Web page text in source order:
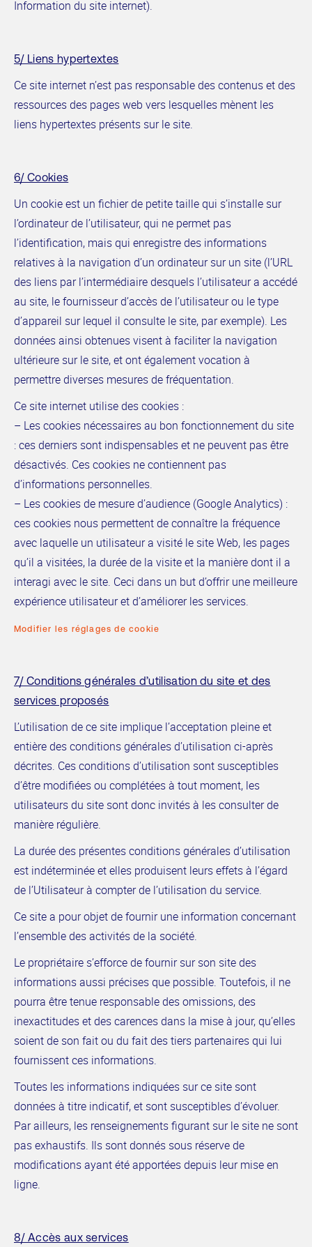
Information du site internet).
5/ Liens hypertextes
Ce site internet n’est pas responsable des contenus et des
ressources des pages web vers lesquelles mènent les
liens hypertextes présents sur le site.
6/ Cookies
Un cookie est un fichier de petite taille qui s’installe sur
l’ordinateur de l’utilisateur, qui ne permet pas
l’identification, mais qui enregistre des informations
relatives à la navigation d’un ordinateur sur un site (l’URL
des liens par l’intermédiaire desquels l’utilisateur a accédé
au site, le fournisseur d’accès de l’utilisateur ou le type
d’appareil sur lequel il consulte le site, par exemple). Les
données ainsi obtenues visent à faciliter la navigation
ultérieure sur le site, et ont également vocation à
permettre diverses mesures de fréquentation.
Ce site internet utilise des cookies :
– Les cookies nécessaires au bon fonctionnement du site
: ces derniers sont indispensables et ne peuvent pas être
désactivés. Ces cookies ne contiennent pas
d’informations personnelles.
– Les cookies de mesure d’audience (Google Analytics) :
ces cookies nous permettent de connaître la fréquence
avec laquelle un utilisateur a visité le site Web, les pages
qu’il a visitées, la durée de la visite et la manière dont il a
interagi avec le site. Ceci dans un but d’offrir une meilleure
expérience utilisateur et d’améliorer les services.
Modifier les réglages de cookie
7/ Conditions générales d’utilisation du site et des
services proposés
L’utilisation de ce site implique l’acceptation pleine et
entière des conditions générales d’utilisation ci-après
décrites. Ces conditions d’utilisation sont susceptibles
d’être modifiées ou complétées à tout moment, les
utilisateurs du site sont donc invités à les consulter de
manière régulière.
La durée des présentes conditions générales d’utilisation
est indéterminée et elles produisent leurs effets à l’égard
de l’Utilisateur à compter de l’utilisation du service.
Ce site a pour objet de fournir une information concernant
l’ensemble des activités de la société.
Le propriétaire s’efforce de fournir sur son site des
informations aussi précises que possible. Toutefois, il ne
pourra être tenue responsable des omissions, des
inexactitudes et des carences dans la mise à jour, qu’elles
soient de son fait ou du fait des tiers partenaires qui lui
fournissent ces informations.
Toutes les informations indiquées sur ce site sont
données à titre indicatif, et sont susceptibles d’évoluer.
Par ailleurs, les renseignements figurant sur le site ne sont
pas exhaustifs. Ils sont donnés sous réserve de
modifications ayant été apportées depuis leur mise en
ligne.
8/ Accès aux services